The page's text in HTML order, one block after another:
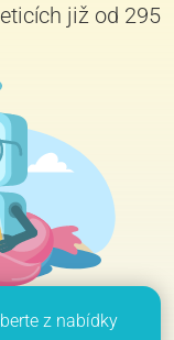
již od 295
z nabídky